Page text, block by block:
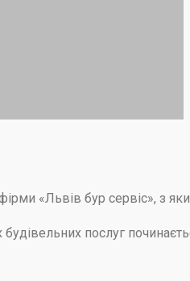
«Львів бур сервіс», з
послуг